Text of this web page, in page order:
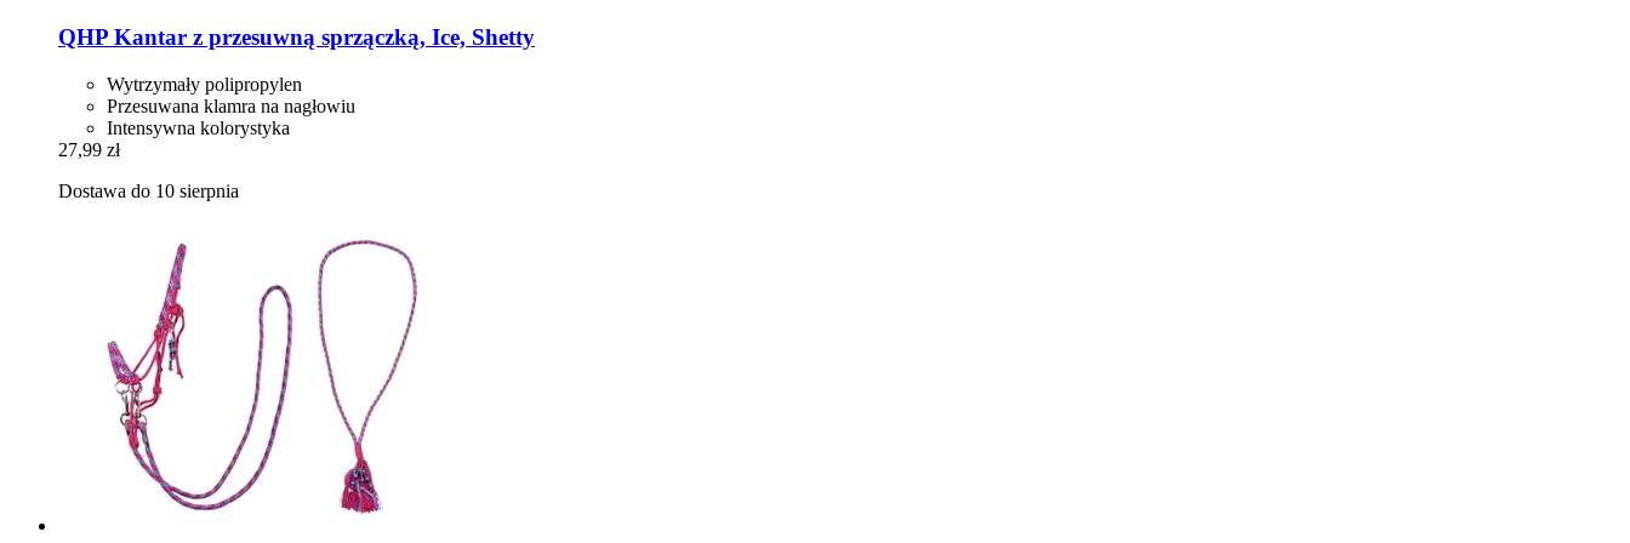
QHP Kantar z przesuwną sprzączką, Ice, Shetty
Wytrzymały polipropylen
Przesuwana klamra na nagłowiu
Intensywna kolorystyka
27,99 zł
Dostawa do 10 sierpnia